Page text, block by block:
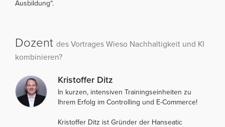
Ausbildung“.
Dozent des Vortrages Wieso Nachhaltigkeit und KI
kombinieren?
Kristoffer Ditz
In kurzen, intensiven Trainingseinheiten zu
Ihrem Erfolg im Controlling und E-Commerce!
Kristoffer Ditz ist Gründer der Hanseatic